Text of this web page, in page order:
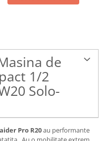
de
1/2
Solo-
Pro R20au performante